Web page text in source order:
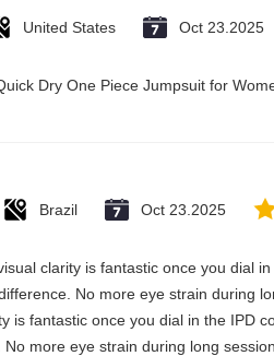
United States Oct 23.2025
Dry One Piece Jumpsuit for
Brazil Oct 23.2025
clarity is fantastic once you dial
No more eye strain during
is fantastic once you dial in the IPD
more eye strain during long